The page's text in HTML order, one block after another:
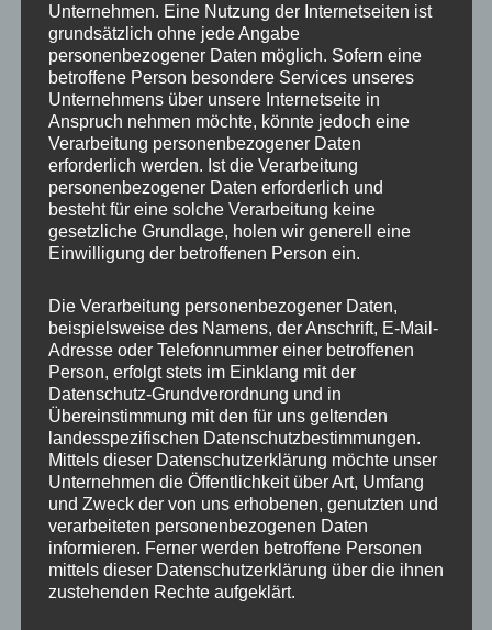
Durchmesser 20
ET 47
Fertigung Flow Forming
Hersteller CONCAVER WHEELS
Lochkreis 5×112
Hinweis
Lochzahl
Mittellochbohrung 72,6 mm
Nabenbohrung 72.6
PCD 112 mm
Traglast 815
Ähnliche Produkte
Unternehmen. Eine Nutzung der Internetseiten ist
grundsätzlich ohne jede Angabe
personenbezogener Daten möglich. Sofern eine
betroffene Person besondere Services unseres
Unternehmens über unsere Internetseite in
Anspruch nehmen möchte, könnte jedoch eine
Verarbeitung personenbezogener Daten
erforderlich werden. Ist die Verarbeitung
personenbezogener Daten erforderlich und
besteht für eine solche Verarbeitung keine
gesetzliche Grundlage, holen wir generell eine
Einwilligung der betroffenen Person ein.
Die Verarbeitung personenbezogener Daten,
beispielsweise des Namens, der Anschrift, E-Mail-
Adresse oder Telefonnummer einer betroffenen
Person, erfolgt stets im Einklang mit der
Datenschutz-Grundverordnung und in
Übereinstimmung mit den für uns geltenden
landesspezifischen Datenschutzbestimmungen.
Mittels dieser Datenschutzerklärung möchte unser
Unternehmen die Öffentlichkeit über Art, Umfang
und Zweck der von uns erhobenen, genutzten und
verarbeiteten personenbezogenen Daten
informieren. Ferner werden betroffene Personen
mittels dieser Datenschutzerklärung über die ihnen
zustehenden Rechte aufgeklärt.